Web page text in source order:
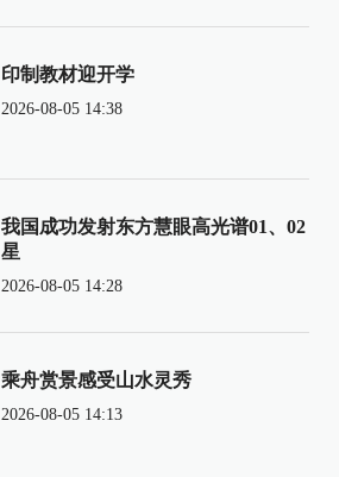
印制教材迎开学
2026-08-05 14:38
我国成功发射东方慧眼高光谱01、02
星
2026-08-05 14:28
乘舟赏景感受山水灵秀
2026-08-05 14:13